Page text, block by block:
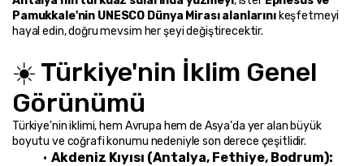
Pamukkale'nin UNESCO Dünya Mirası alanlarını keşfetmeyi
hayal edin, doğru mevsim her şeyi değiştirecektir.
☀️ Türkiye'nin İklim Genel
Görünümü
Türkiye'nin iklimi, hem Avrupa hem de Asya'da yer alan büyük
boyutu ve coğrafi konumu nedeniyle son derece çeşitlidir.
Akdeniz Kıyısı (Antalya, Fethiye, Bodrum):